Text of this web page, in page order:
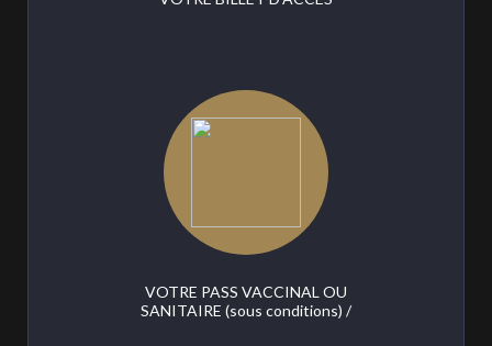
VOTRE PASS VACCINAL OU
SANITAIRE (sous conditions) /